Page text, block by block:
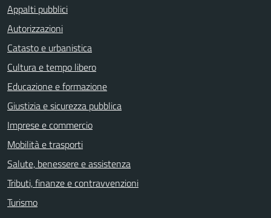
Appalti pubblici
Autorizzazioni
Catasto e urbanistica
Cultura e tempo libero
Educazione e formazione
Giustizia e sicurezza pubblica
Imprese e commercio
Mobilità e trasporti
Salute, benessere e assistenza
Tributi, finanze e contravvenzioni
Turismo